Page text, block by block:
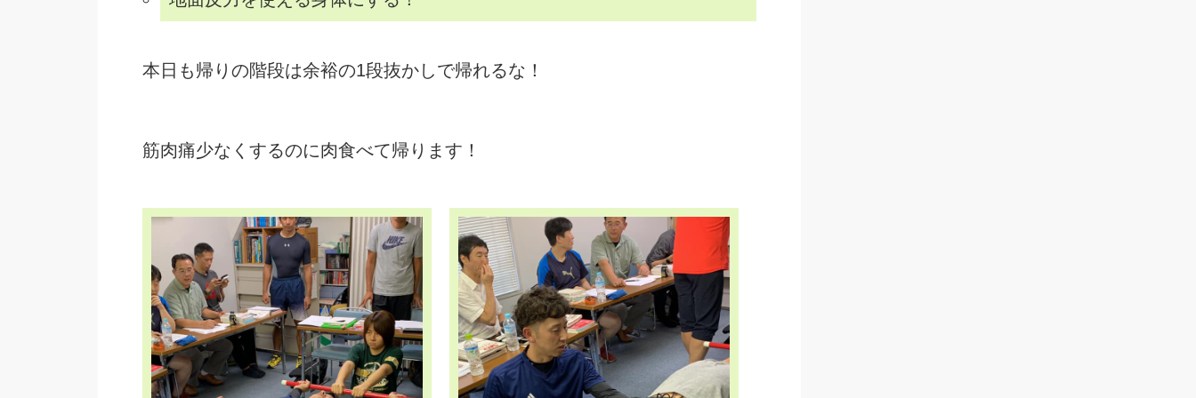
本日も帰りの階段は余裕の1段抜かしで帰れるな！
筋肉痛少なくするのに肉食べて帰ります！